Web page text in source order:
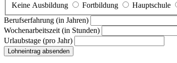
Keine Ausbildung
Fortbildung Hauptschule
Berufserfahrung (in Jahren)
Wochenarbeitszeit (in Stunden)
Urlaubstage (pro Jahr)
Lohneintrag absenden